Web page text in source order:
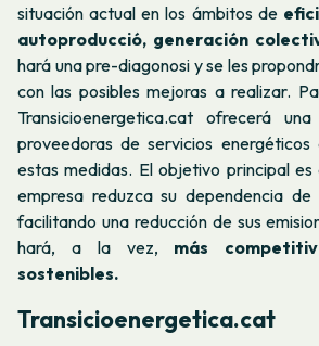
situación actual en los ámbitos de
autoproducció, generación
hará una pre-diagonosi y se les
con las posibles mejoras a realizar.
Transicioenergetica.cat ofrecerá
proveedoras de servicios
estas medidas. El objetivo principal
empresa reduzca su dependencia de
facilitando una reducción de sus
hará, a la vez, más
sostenibles.
Transicioenergetica.cat